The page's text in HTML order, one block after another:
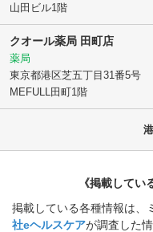
山田ビル1階
クオール薬局 田町店
薬局
東京都港区芝五丁目31番5号
MEFULL田町1階
《掲載してい
掲載している各種情報は、
社eヘルスケアが調査した